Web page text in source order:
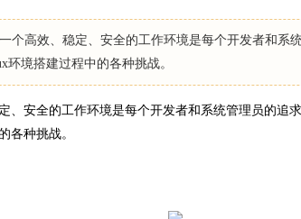
高效、稳定、安全的工作环境是每个开发者和系
环境搭建过程中的各种挑战。
安全的工作环境是每个开发者和系统管理员的追求
各种挑战。